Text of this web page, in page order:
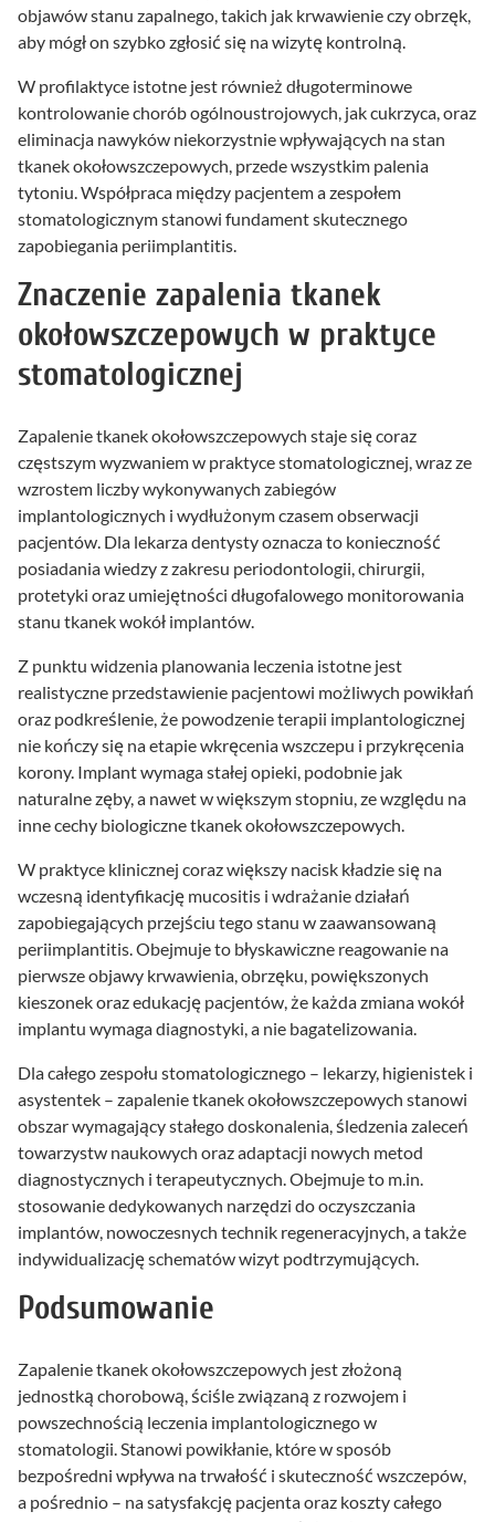
objawów stanu zapalnego, takich jak krwawienie czy obrzęk,
aby mógł on szybko zgłosić się na wizytę kontrolną.
W profilaktyce istotne jest również długoterminowe
kontrolowanie chorób ogólnoustrojowych, jak cukrzyca, oraz
eliminacja nawyków niekorzystnie wpływających na stan
tkanek okołowszczepowych, przede wszystkim palenia
tytoniu. Współpraca między pacjentem a zespołem
stomatologicznym stanowi fundament skutecznego
zapobiegania periimplantitis.
Znaczenie zapalenia tkanek
okołowszczepowych w praktyce
stomatologicznej
Zapalenie tkanek okołowszczepowych staje się coraz
częstszym wyzwaniem w praktyce stomatologicznej, wraz ze
wzrostem liczby wykonywanych zabiegów
implantologicznych i wydłużonym czasem obserwacji
pacjentów. Dla lekarza dentysty oznacza to konieczność
posiadania wiedzy z zakresu periodontologii, chirurgii,
protetyki oraz umiejętności długofalowego monitorowania
stanu tkanek wokół implantów.
Z punktu widzenia planowania leczenia istotne jest
realistyczne przedstawienie pacjentowi możliwych powikłań
oraz podkreślenie, że powodzenie terapii implantologicznej
nie kończy się na etapie wkręcenia wszczepu i przykręcenia
korony. Implant wymaga stałej opieki, podobnie jak
naturalne zęby, a nawet w większym stopniu, ze względu na
inne cechy biologiczne tkanek okołowszczepowych.
W praktyce klinicznej coraz większy nacisk kładzie się na
wczesną identyfikację mucositis i wdrażanie działań
zapobiegających przejściu tego stanu w zaawansowaną
periimplantitis. Obejmuje to błyskawiczne reagowanie na
pierwsze objawy krwawienia, obrzęku, powiększonych
kieszonek oraz edukację pacjentów, że każda zmiana wokół
implantu wymaga diagnostyki, a nie bagatelizowania.
Dla całego zespołu stomatologicznego – lekarzy, higienistek i
asystentek – zapalenie tkanek okołowszczepowych stanowi
obszar wymagający stałego doskonalenia, śledzenia zaleceń
towarzystw naukowych oraz adaptacji nowych metod
diagnos­tycznych i terapeutycznych. Obejmuje to m.in.
stosowanie dedykowanych narzędzi do oczyszczania
implantów, nowoczesnych technik regeneracyjnych, a także
indywidualizację schematów wizyt podtrzymujących.
Podsumowanie
Zapalenie tkanek okołowszczepowych jest złożoną
jednostką chorobową, ściśle związaną z rozwojem i
powszechnością leczenia implantologicznego w
stomatologii. Stanowi powikłanie, które w sposób
bezpośredni wpływa na trwałość i skuteczność wszczepów,
a pośrednio – na satysfakcję pacjenta oraz koszty całego